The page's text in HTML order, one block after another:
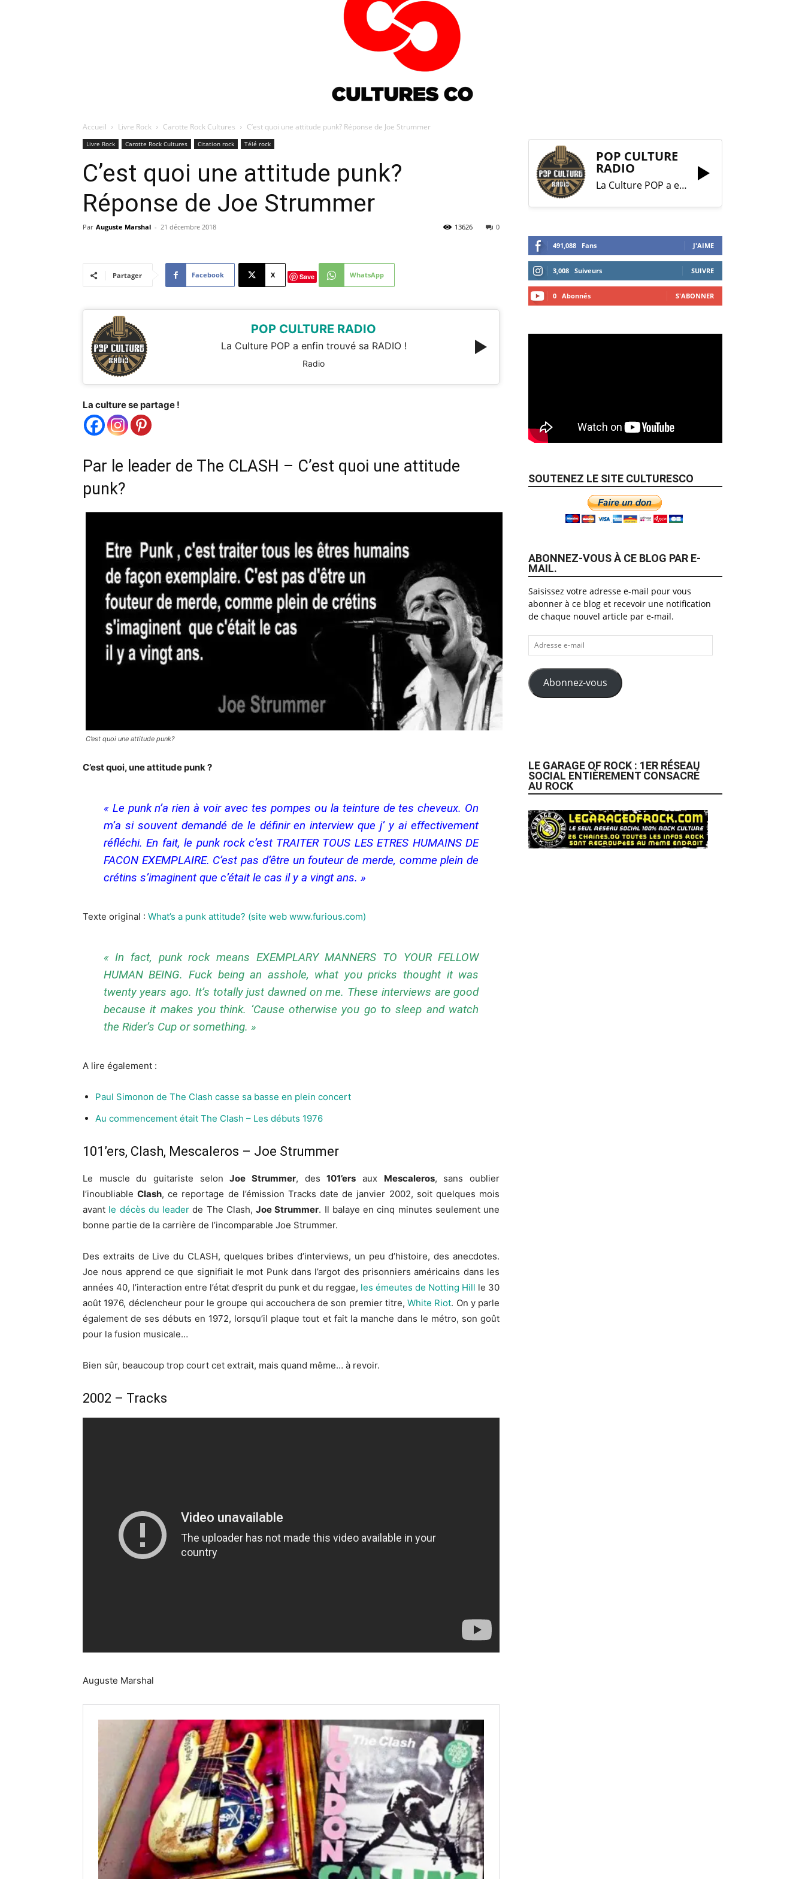
Accueil Livre Rock Carotte Rock Cultures C’est quoi une attitude punk? Réponse de Joe Strummer
Livre Rock Carotte Rock Cultures Citation rock Télé rock
C’est quoi une attitude punk?
Réponse de Joe Strummer
Par Auguste Marshal - 21 décembre 2018 0
13626
Partager Facebook X Save WhatsApp
POP CULTURE RADIO
La Culture POP a enfin trouvé sa RADIO !
Radio
La culture se partage !
Par le leader de The CLASH – C’est quoi une attitude
punk?
C’est quoi une attitude punk?
C’est quoi, une attitude punk ?
« Le punk n’a rien à voir avec tes pompes ou la teinture de tes cheveux. On
m’a si souvent demandé de le définir en interview que j’ y ai effectivement
réfléchi. En fait, le punk rock c’est TRAITER TOUS LES ETRES HUMAINS DE
FACON EXEMPLAIRE. C’est pas d’être un fouteur de merde, comme plein de
crétins s’imaginent que c’était le cas il y a vingt ans. »
Texte original : What’s a punk attitude? (site web www.furious.com)
« In fact, punk rock means EXEMPLARY MANNERS TO YOUR FELLOW
HUMAN BEING. Fuck being an asshole, what you pricks thought it was
twenty years ago. It’s totally just dawned on me. These interviews are good
because it makes you think. ‘Cause otherwise you go to sleep and watch
the Rider’s Cup or something. »
A lire également :
Paul Simonon de The Clash casse sa basse en plein concert
Au commencement était The Clash – Les débuts 1976
101’ers, Clash, Mescaleros – Joe Strummer
Le muscle du guitariste selonJoe Strummer, des101’ers aux Mescaleros, sans oublier
l’inoubliableClash, ce reportage de l’émission Tracks date de janvier 2002, soit quelques mois
avant le décès du leader de The Clash, Joe Strummer. Il balaye en cinq minutes seulement une
bonne partie de la carrière de l’incomparable Joe Strummer.
Des extraits de Live du CLASH, quelques bribes d’interviews, un peu d’histoire, des anecdotes.
Joe nous apprend ce que signifiait le mot Punk dans l’argot des prisonniers américains dans les
années 40, l’interaction entre l’état d’esprit du punk et du reggae, les émeutes de Notting Hill le 30
août 1976, déclencheur pour le groupe qui accouchera de son premier titre, White Riot. On y parle
également de ses débuts en 1972, lorsqu’il plaque tout et fait la manche dans le métro, son goût
pour la fusion musicale…
Bien sûr, beaucoup trop court cet extrait, mais quand même… à revoir.
2002 – Tracks
Auguste Marshal
POP CULTURE
RADIO
La Culture POP a enfin trouvé sa RADIO !
491,088 Fans J'AIME
3,008 Suiveurs SUIVRE
0 Abonnés S'ABONNER
SOUTENEZ LE SITE CULTURESCO
ABONNEZ-VOUS À CE BLOG PAR E-
MAIL.
Saisissez votre adresse e-mail pour vous
abonner à ce blog et recevoir une notification
de chaque nouvel article par e-mail.
Adresse
e-
mail
Abonnez-vous
LE GARAGE OF ROCK : 1ER RÉSEAU
SOCIAL ENTIÈREMENT CONSACRÉ
AU ROCK